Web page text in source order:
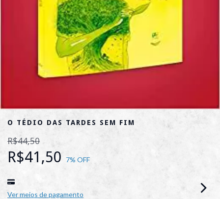
O TÉDIO DAS TARDES SEM FIM
R$44,50
R$41,50 7% OFF
Ver meios de pagamento